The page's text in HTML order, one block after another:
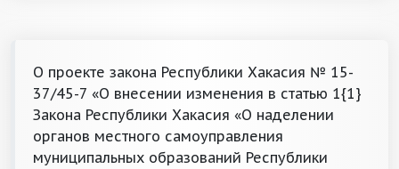
О проекте закона Республики Хакасия № 15-
37/45-7 «О внесении изменения в статью 1{1}
Закона Республики Хакасия «О наделении
органов местного самоуправления
муниципальных образований Республики